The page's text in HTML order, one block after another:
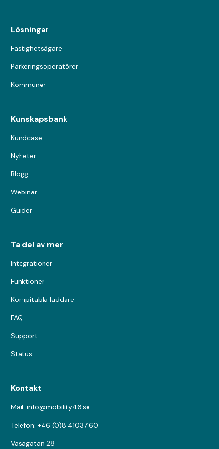
Lösningar
Fastighetsägare
Parkeringsoperatörer
Kommuner
Kunskapsbank
Kundcase
Nyheter
Blogg
Webinar
Guider
Ta del av mer
Integrationer
Funktioner
Kompitabla laddare
FAQ
Support
Status
Kontakt
Mail: info@mobility46.se
Telefon: +46 (0)8 41037160
Vasagatan 28